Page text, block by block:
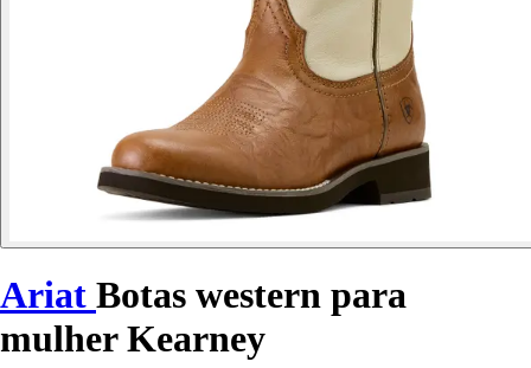
Ariat Botas western para
mulher Kearney